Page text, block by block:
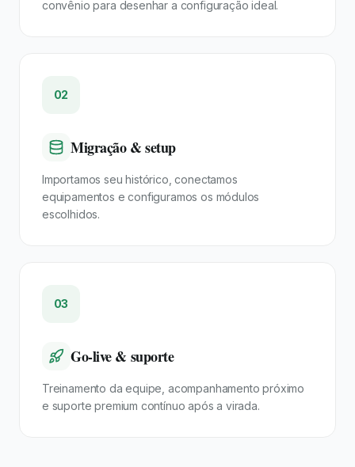
convênio para desenhar a configuração ideal.
02
Migração & setup
Importamos seu histórico, conectamos
equipamentos e configuramos os módulos
escolhidos.
03
Go-live & suporte
Treinamento da equipe, acompanhamento próximo
e suporte premium contínuo após a virada.